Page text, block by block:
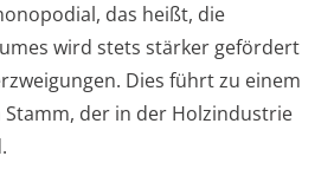
das heißt, die
wird stets stärker gefördert
Dies führt zu einem
Stamm, der in der Holzindustrie